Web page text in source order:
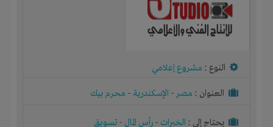
النوع : مشروع إعلامي
العنوان : مصر- الإسكندرية - محرم بيك
يحتاج إلي : الخبرات - رأس المال - تسويق